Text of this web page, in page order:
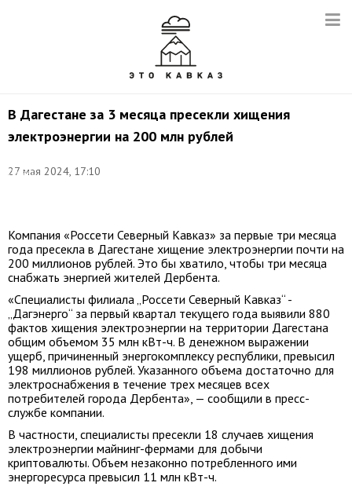
В Дагестане за 3 месяца пресекли хищения
электроэнергии на 200 млн рублей
27 мая 2024, 17:10
Сергей
Компания «Россети Северный Кавказ» за первые три месяца
года пресекла в Дагестане хищение электроэнергии почти на
200 миллионов рублей. Это бы хватило, чтобы три месяца
снабжать энергией жителей Дербента.
«Специалисты филиала „Россети Северный Кавказ“ -
„Дагэнерго“ за первый квартал текущего года выявили 880
фактов хищения электроэнергии на территории Дагестана
общим объемом 35 млн кВт-ч. В денежном выражении
ущерб, причиненный энергокомплексу республики, превысил
198 миллионов рублей. Указанного объема достаточно для
электроснабжения в течение трех месяцев всех
потребителей города Дербента», — сообщили в пресс-
службе компании.
В частности, специалисты пресекли 18 случаев хищения
электроэнергии майнинг-фермами для добычи
криптовалюты. Объем незаконно потребленного ими
энергоресурса превысил 11 млн кВт-ч.